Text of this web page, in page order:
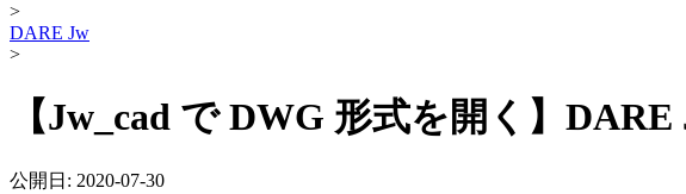
>
DARE Jw
>
【Jw_cad で DWG 形式を開く】
公開日: 2020-07-30